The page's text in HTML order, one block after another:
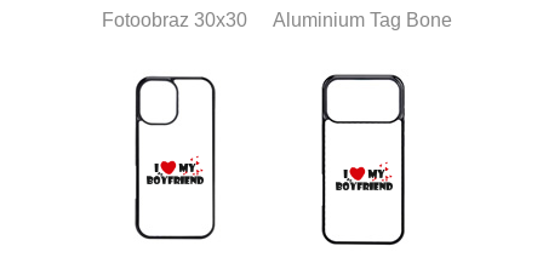
Fotoobraz 30x30 Aluminium Tag Bone